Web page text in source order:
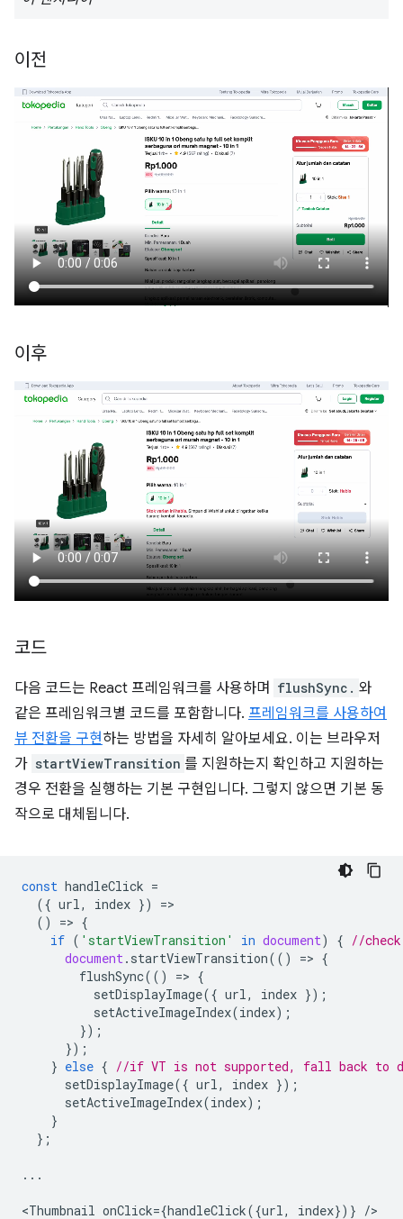
이전
이후
코드
다음 코드는 React 프레임워크를 사용하며 flushSync. 와
같은 프레임워크별 코드를 포함합니다. 프레임워크를 사용하여
뷰 전환을 구현하는 방법을 자세히 알아보세요. 이는 브라우저
가 startViewTransition 를 지원하는지 확인하고 지원하는
경우 전환을 실행하는 기본 구현입니다. 그렇지 않으면 기본 동
작으로 대체됩니다.
const handleClick =
({ url, index }) =
()
=> {
if ( 'startViewTransition' in document) { //
document. startViewTransition(() => {
flushSync(() => {
setDisplayImage({ url, index });
setActiveImageIndex(index);
});
});
} else { //if VT is not supported, fall back to
setDisplayImage({ url, index });
setActiveImageIndex(index);
}
};
...
<Thumbnail onClick={handleClick({url, index})} /